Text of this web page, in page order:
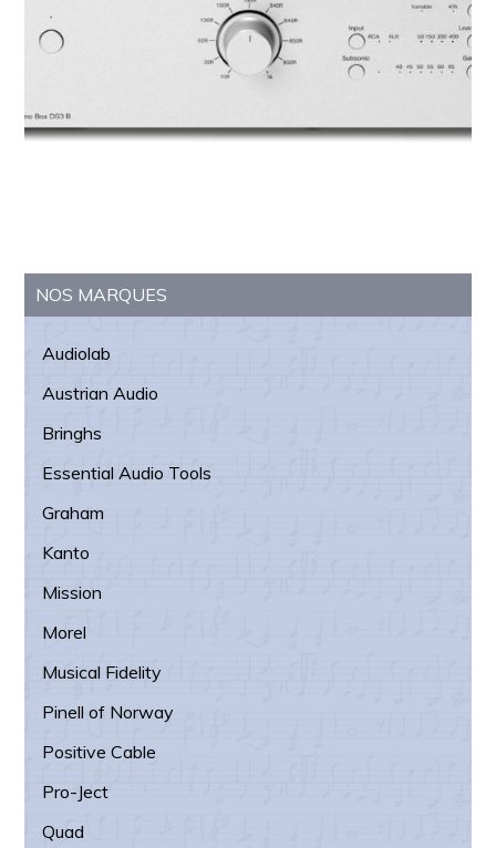
Barre
principale
NOS MARQUES
Audiolab
Austrian Audio
Bringhs
Essential Audio Tools
Graham
Kanto
Mission
Morel
Musical Fidelity
Pinell of Norway
Positive Cable
Pro-Ject
Quad